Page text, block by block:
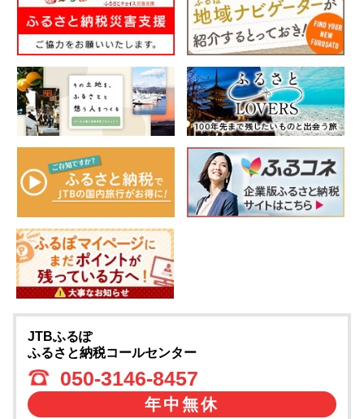
JTBふるぽ
ふるさと納税コールセンター
050-3146-8457
年中無休